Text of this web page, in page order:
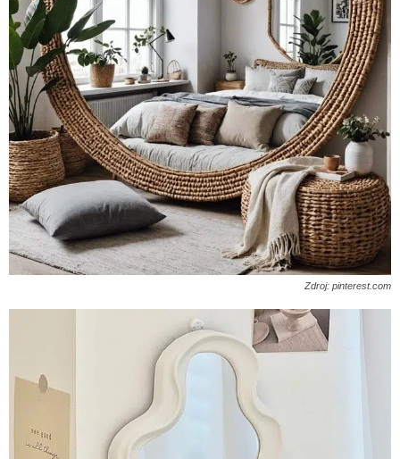
Zdroj: pinterest.com